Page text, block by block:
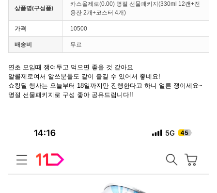
상품명(구성품)
카스올제로(0.00) 명절 선물패키지(330ml 12캔+전
용잔 2개+코스터 4개)
가격 10500
배송비 무료
연초 모임때 쟁여두고 먹으면 좋을 것 같아요
알콜제로여서 알쓰분들도 같이 즐길 수 있어서 좋네요!
쇼킹딜 행사는 오늘부터 18일까지만 진행한다고 하니 얼른 쟁이세요~
명절 선물패키지로 구성 좋아 공유드립니다!!